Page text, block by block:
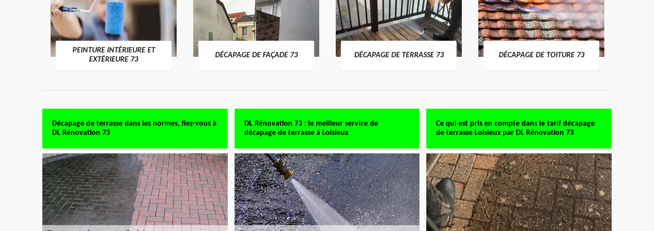
PEINTURE INTÉRIEURE ET
EXTÉRIEURE 73
DÉCAPAGE DE FAÇADE 73 DÉCAPAGE DE TERRASSE 73 DÉCAPAGE DE TOITURE 73
Décapage de terrasse dans les normes, fiez-vous à
DL Rénovation 73
DL Rénovation 73 : le meilleur service de
décapage de terrasse à Loisieux
Ce qui est pris en compte dans le tarif décapage
de terrasse Loisieux par DL Rénovation 73